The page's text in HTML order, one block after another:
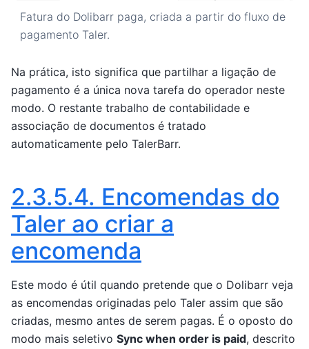
Fatura do Dolibarr paga, criada a partir do fluxo de
pagamento Taler.
Na prática, isto significa que partilhar a ligação de
pagamento é a única nova tarefa do operador neste
modo. O restante trabalho de contabilidade e
associação de documentos é tratado
automaticamente pelo TalerBarr.
2.3.5.4. Encomendas do
Taler ao criar a
encomenda
Este modo é útil quando pretende que o Dolibarr veja
as encomendas originadas pelo Taler assim que são
criadas, mesmo antes de serem pagas. É o oposto do
modo mais seletivo Sync when order is paid, descrito